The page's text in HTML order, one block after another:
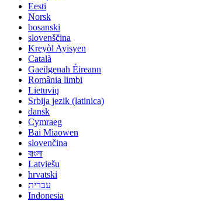
Eesti
Norsk
bosanski
slovenščina
Kreyòl Ayisyen
Català
Gaeilgenah Éireann
România limbi
Lietuvių
Srbija jezik (latinica)
dansk
Cymraeg
Bai Miaowen
slovenčina
বাংলা
Latviešu
hrvatski
עברית
Indonesia